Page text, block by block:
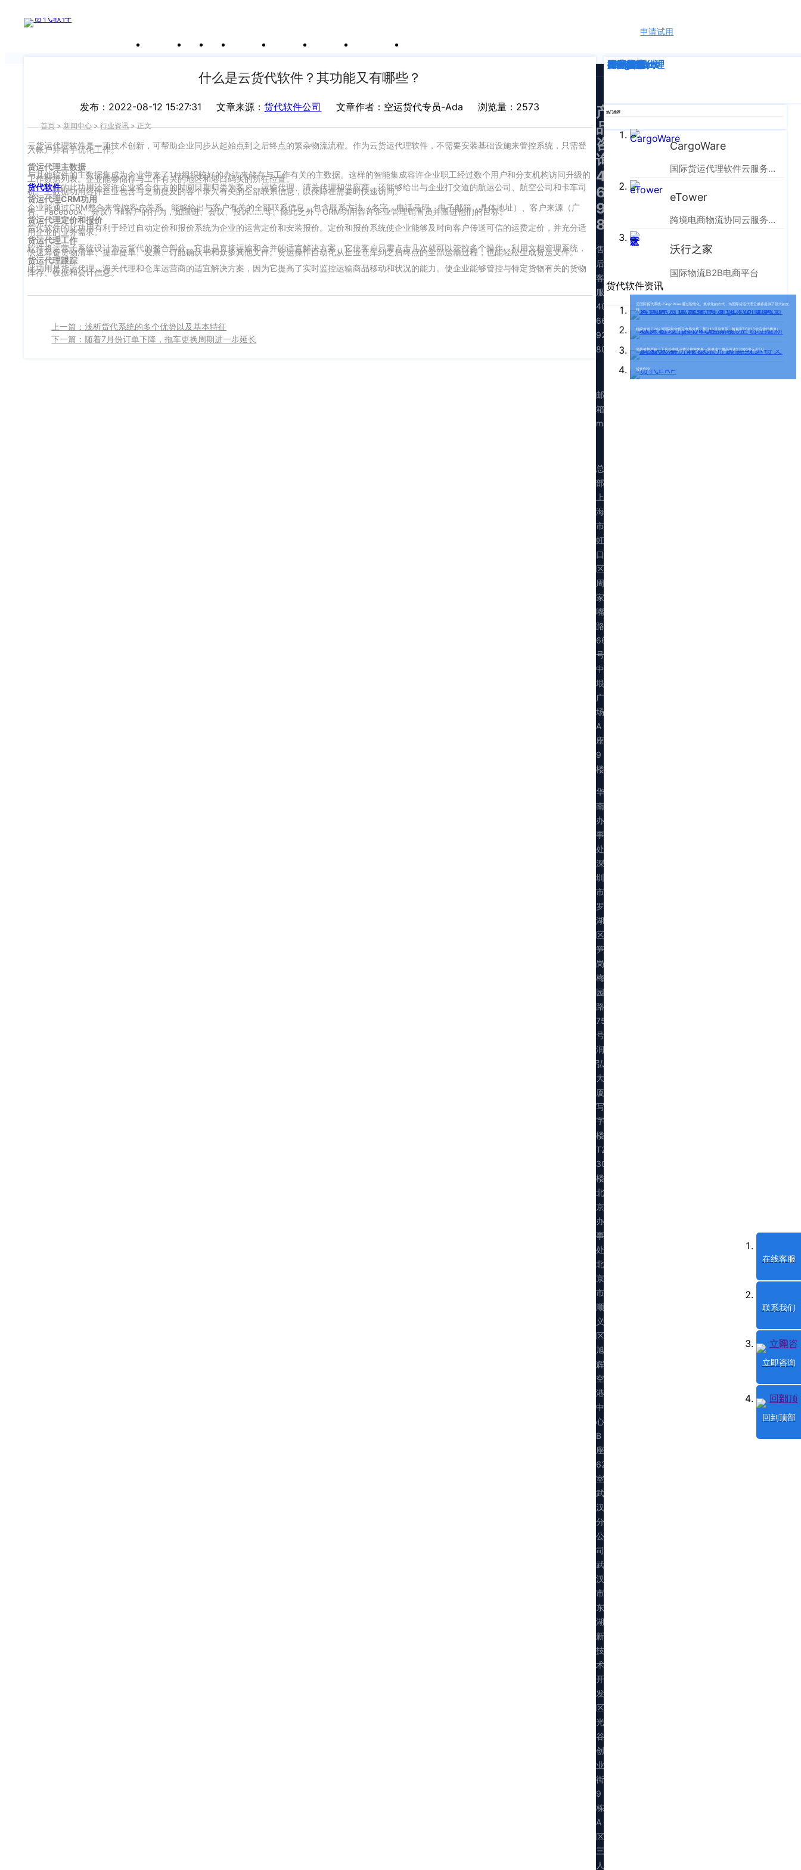
关于沃行 产品 价格 客户案例 新闻资讯 支持中心 运价与货盘
申请试用
申请试用
产
什么是云货代软件？其功能又有哪些？
发布：2022-08-12 15:27:31 文章来源：货代软件公司 文章作者：空运货代专员-Ada 浏览量：2573
首页>新闻中心>行业资讯>正文
云货运代理软件是一项技术创新，可帮助企业同步从起始点到之后终点的繁杂物流流程。作为云货运代理软件，不需要安装基础设施来管控系统，只需登
入帐户并着手优化工作。
货运代理主数据
与其他软件的主数据集成为企业带来了1种组织较好的办法来储存与工作有关的主数据。这样的智能集成容许企业职工经过数个用户和分支机构访问升级的
工作数据列表。企业能够储存与工作有关的地区和港口码头的所在位置。
货代软件的此功用还容许企业将合作方的时间日期归类为客户、运输代理、清关代理和供应商。还能够给出与企业打交道的航运公司、航空公司和卡车司
机。主数据功用容许企业包含与之前提及的各个录入有关的全部联系信息，以保障在需要时快速访问。
货运代理CRM功用
企业能通过CRM整合来管控客户关系。能够给出与客户有关的全部联系信息，包含联系方法（名字、电话号码、电子邮箱、具体地址）、客户来源（广
告、Facebook、会议）和客户的行为，如跟进、会议、投诉……等。除此之外，CRM功用容许企业管理销售员并跟进他们的目标。
货运代理定价和报价
货代软件的此功用有利于经过自动定价和报价系统为企业的运营定价和安装报价。定价和报价系统使企业能够及时向客户传送可信的运费定价，并充分适
用企业的业务需求。
货运代理工作
软件将运营子系统设计为云货代的整合部分。它也是直接运输和合并的适宜解决方案。它使客户只需点击几次就可以管控多个操作。利用文档管理系统，
快速筹备货物清单、提单提单、发票、订舱确认书和众多其他文件。货运操作自动化从企业仓库到之后终点的全部运输过程，也能轻松生成货运文件。
货运代理跟踪
此功用是货运代理、海关代理和仓库运营商的适宜解决方案，因为它提高了实时监控运输商品移动和状况的能力。使企业能够管控与特定货物有关的货物
库存、收据和会计信息。
上一篇：浅析货代系统的多个优势以及基本特征
下一篇：随着7月份订单下降，拖车更换周期进一步延长
深度解析
企业动态
行业资讯
eTower
CargoWare
跨境电商
国际货运代理
SaaS云技术
国际物流
热门推荐
CargoWare
国际货运代理软件云服务平台
eTower
跨境电商物流协同云服务平台
沃行之家
国际物流B2B电商平台
货代软件资讯
云国际货代系统-CargoWare通过智能化、集成化的方式，为国际货运代理云服务提供了强大的支
持
独家首发 | 2023国际航空货运市场分析：预计10月份复苏（附最新TOP25空运货代榜单）
局势依然严峻！下月起美线运费又将迎来新一轮暴涨！最高可达23000美元/FEU
货代ERP
产
品
咨
询：
400-
665-
9211（转
830）
售
后
客
服：
400-
665-
9211（转
808）
邮
箱：
marketing@walltechsystem.cn
总
部：
上
海
市
虹
口
区
周
家
嘴
路
669
号
中
垠
广
场
A
座
9
楼
华
南
办
事
处：
深
圳
市
罗
湖
区
笋
岗
梅
园
路
75
号
润
弘
大
厦
写
字
楼
T2
30
楼
北
京
办
事
处：
北
京
市
顺
义
区
旭
辉
空
港
中
心
B
座
623
室
武
汉
分
公
司：
武
汉
市
东
湖
新
技
术
开
发
区
光
谷
创
业
街
9
栋
A
区
三
人
在线客服
联系我们
立即咨询
回到顶部